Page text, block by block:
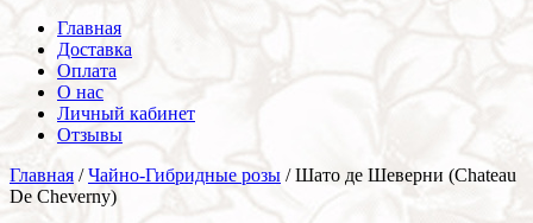
Главная
Доставка
Оплата
О нас
Личный кабинет
Отзывы
Главная /Чайно-Гибридные розы / Шато де Шеверни (Chateau
De Cheverny)